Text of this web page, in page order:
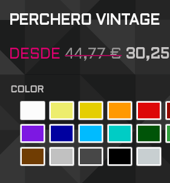
PERCHERO VINTAGE
DESDE 44,77€ 30,25
COLOR